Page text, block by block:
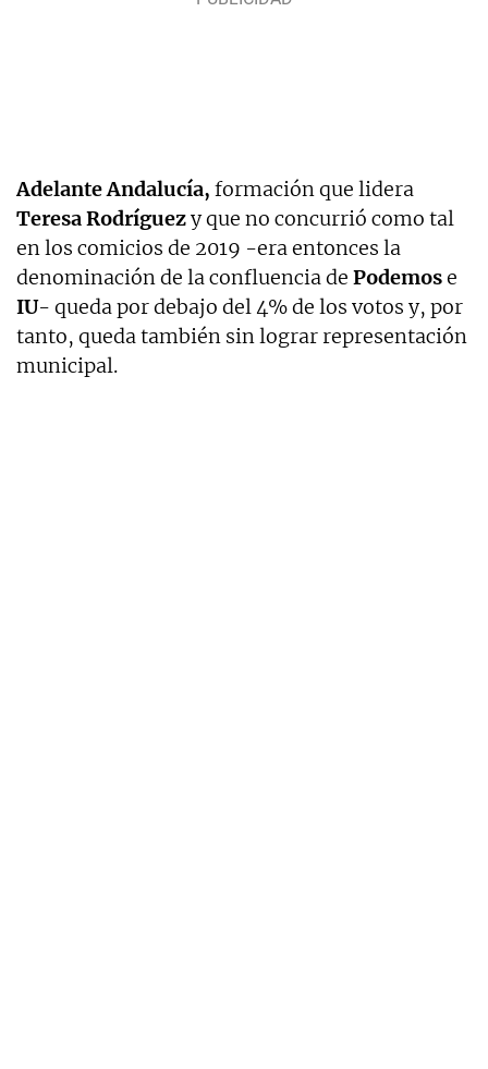
Adelante Andalucía, formación que lidera
Teresa Rodríguezy que no concurrió como tal
en los comicios de 2019 -era entonces la
denominación de la confluencia de Podemose
IU- queda por debajo del 4% de los votos y, por
tanto, queda también sin lograr representación
municipal.